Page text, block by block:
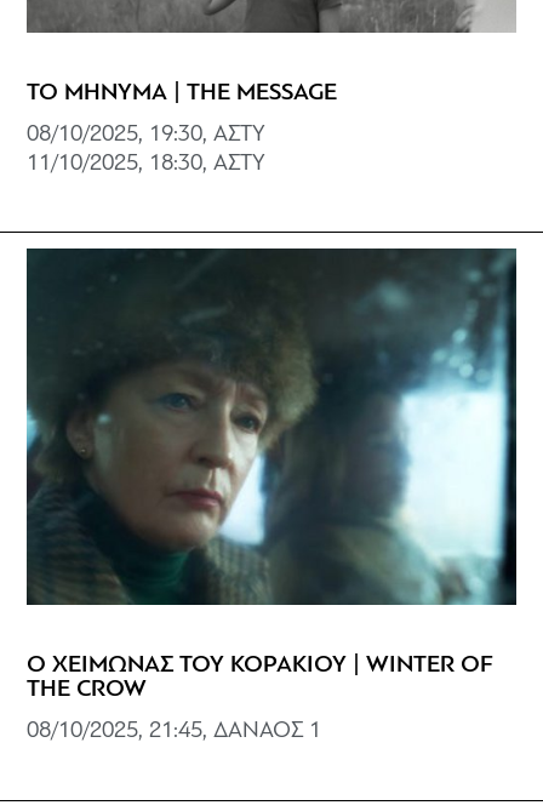
ΤΟ ΜΗΝΥΜΑ | THE MESSAGE
08/10/2025, 19:30, ΑΣΤΥ
11/10/2025, 18:30, ΑΣΤΥ
Ο ΧΕΙΜΩΝΑΣ ΤΟΥ ΚΟΡΑΚΙΟΥ | WINTER OF
THE CROW
08/10/2025, 21:45, ΔΑΝΑΟΣ 1